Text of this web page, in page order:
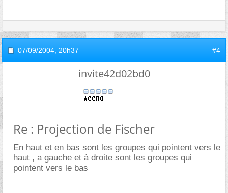
07/09/2004, 20h37 #4
invite42d02bd0
Re : Projection de Fischer
En haut et en bas sont les groupes qui pointent vers le
haut , a gauche et à droite sont les groupes qui
pointent vers le bas